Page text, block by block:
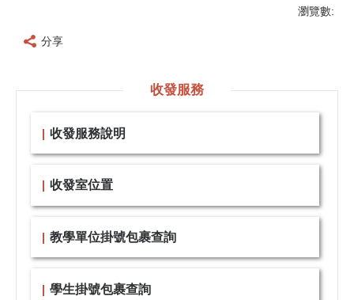
瀏覽數:
分享
收發服務
收發服務說明
收發室位置
教學單位掛號包裹查詢
學生掛號包裹查詢